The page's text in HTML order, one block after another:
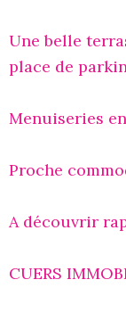
Une belle
place de
Menuiseries
Proche
A découvrir
CUERS